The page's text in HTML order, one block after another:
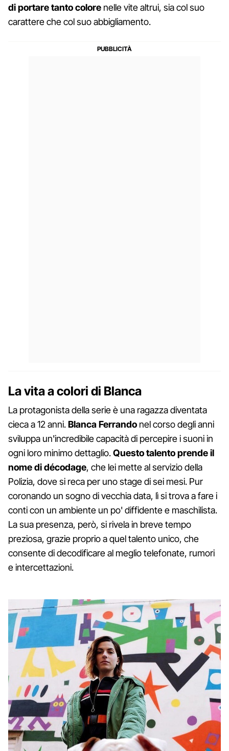
di portare tanto colore nelle vite altrui, sia col suo
carattere che col suo abbigliamento.
La vita a colori di Blanca
La protagonista della serie è una ragazza diventata
cieca a 12 anni.Blanca Ferrando nel corso degli anni
sviluppa un'incredibile capacità di percepire i suoni in
ogni loro minimo dettaglio.Questo talento prende il
nome di décodage, che lei mette al servizio della
Polizia, dove si reca per uno stage di sei mesi. Pur
coronando un sogno di vecchia data, lì si trova a fare i
conti con un ambiente un po' diffidente e maschilista.
La sua presenza, però, si rivela in breve tempo
preziosa, grazie proprio a quel talento unico, che
consente di decodificare al meglio telefonate, rumori
e intercettazioni.